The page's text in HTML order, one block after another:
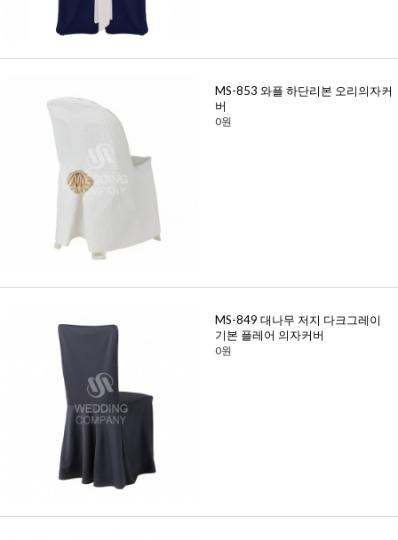
MS-853 와플 하단리본 오리의자커
버
0원
MS-849 대나무 저지 다크그레이
기본 플레어 의자커버
0원